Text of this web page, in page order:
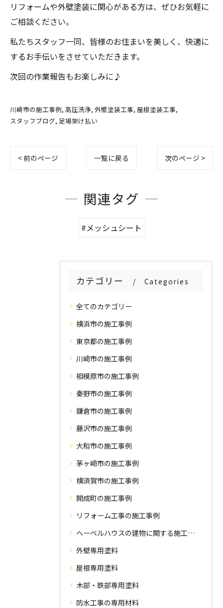
リフォームや外壁塗装に関心がある方は、ぜひお気軽に
ご相談ください。
私たちスタッフ一同、皆様のお住まいを美しく、快適に
するお手伝いをさせていただきます。
次回の作業報告もお楽しみに♪
川崎市の施工事例 高圧洗浄 外壁塗装工事 屋根塗装工事
スタッフブログ 足場架け払い
< 前のページ 一覧に戻る 次のページ >
関連タグ
#メッシュシート
カテゴリー Categories
全てのカテゴリー
横浜市の施工事例
東京都の施工事例
川崎市の施工事例
相模原市の施工事例
秦野市の施工事例
鎌倉市の施工事例
藤沢市の施工事例
大和市の施工事例
茅ヶ崎市の施工事例
横須賀市の施工事例
開成町の施工事例
リフォーム工事の施工事例
ヘーベルハウスの建物に関する施工事例
外壁専用塗料
屋根専用塗料
木部・鉄部専用塗料
防水工事の専用材料